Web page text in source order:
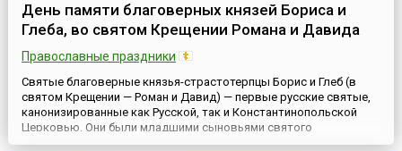
День памяти благоверных князей Бориса и
Глеба, во святом Крещении Романа и Давида
Православные праздники
Святые благоверные князья-страстотерпцы Борис и Глеб (в
святом Крещении — Роман и Давид) — первые русские святые,
канонизированные как Русской, так и Константинопольской
Церковью. Они были младшими сыновьями святого
равноапостольного князя Владимира. Родившиеся незадолго